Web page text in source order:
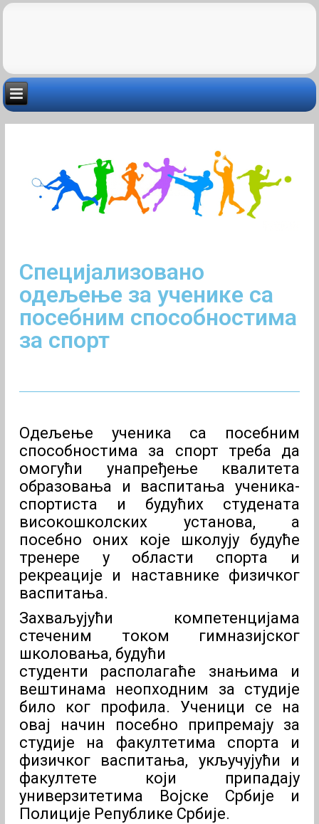
Специјализовано
одељење за ученике са
посебним способностима
за спорт
Одељење ученика са посебним
способностима за спорт треба да
омогући унапређење квалитета
образовања и васпитања ученика-
спортиста и будућих студената
високошколских установа, а
посебно оних које школују будуће
тренере у области спорта и
рекреације и наставнике физичког
васпитања.
Захваљујући компетенцијама
стеченим током гимназијског
школовања, будући
студенти располагаће знањима и
вештинама неопходним за студије
било ког профила. Ученици се на
овај начин посебно припремају за
студије на факултетима спорта и
физичког васпитања, укључујући и
факултете који припадају
универзитетима Војске Србије и
Полиције Републике Србије.